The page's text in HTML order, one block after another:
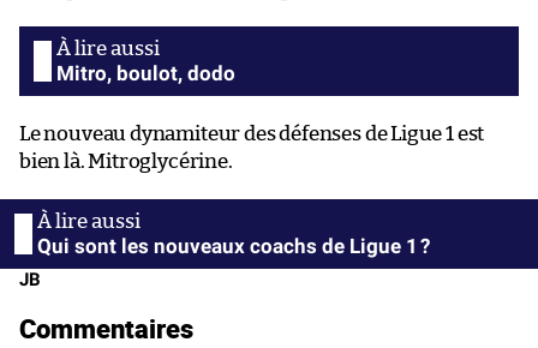
Mitro, boulot, dodo
Le nouveau dynamiteur des défenses de Ligue 1 est
bien là. Mitroglycérine.
Qui sont les nouveaux coachs de Ligue 1 ?
JB
Commentaires